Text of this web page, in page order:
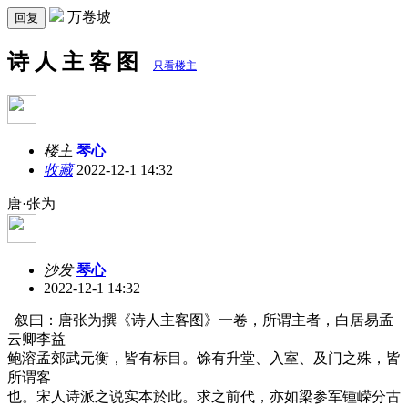
回复 万卷坡
诗 人 主 客 图 只看楼主
楼主 琴心
收藏2022-12-1 14:32
唐·张为
沙发 琴心
2022-12-1 14:32
叙曰：唐张为撰《诗人主客图》一卷，所谓主者，白居易孟
云卿李益
鲍溶孟郊武元衡，皆有标目。馀有升堂、入室、及门之殊，皆
所谓客
也。宋人诗派之说实本於此。求之前代，亦如梁参军锺嵘分古